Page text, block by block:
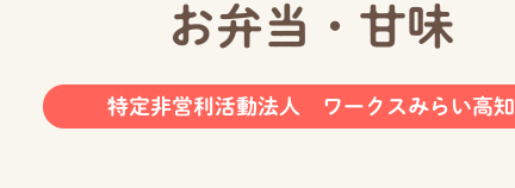
お弁当・甘味
特定非営利活動法人 ワークスみらい高知